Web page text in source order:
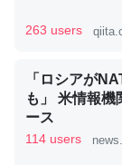
これを元に考
類は苦労して
ジになったり
─ニュース :: 【
263 users
「ロシアが
も」 米情報
ース
114 users